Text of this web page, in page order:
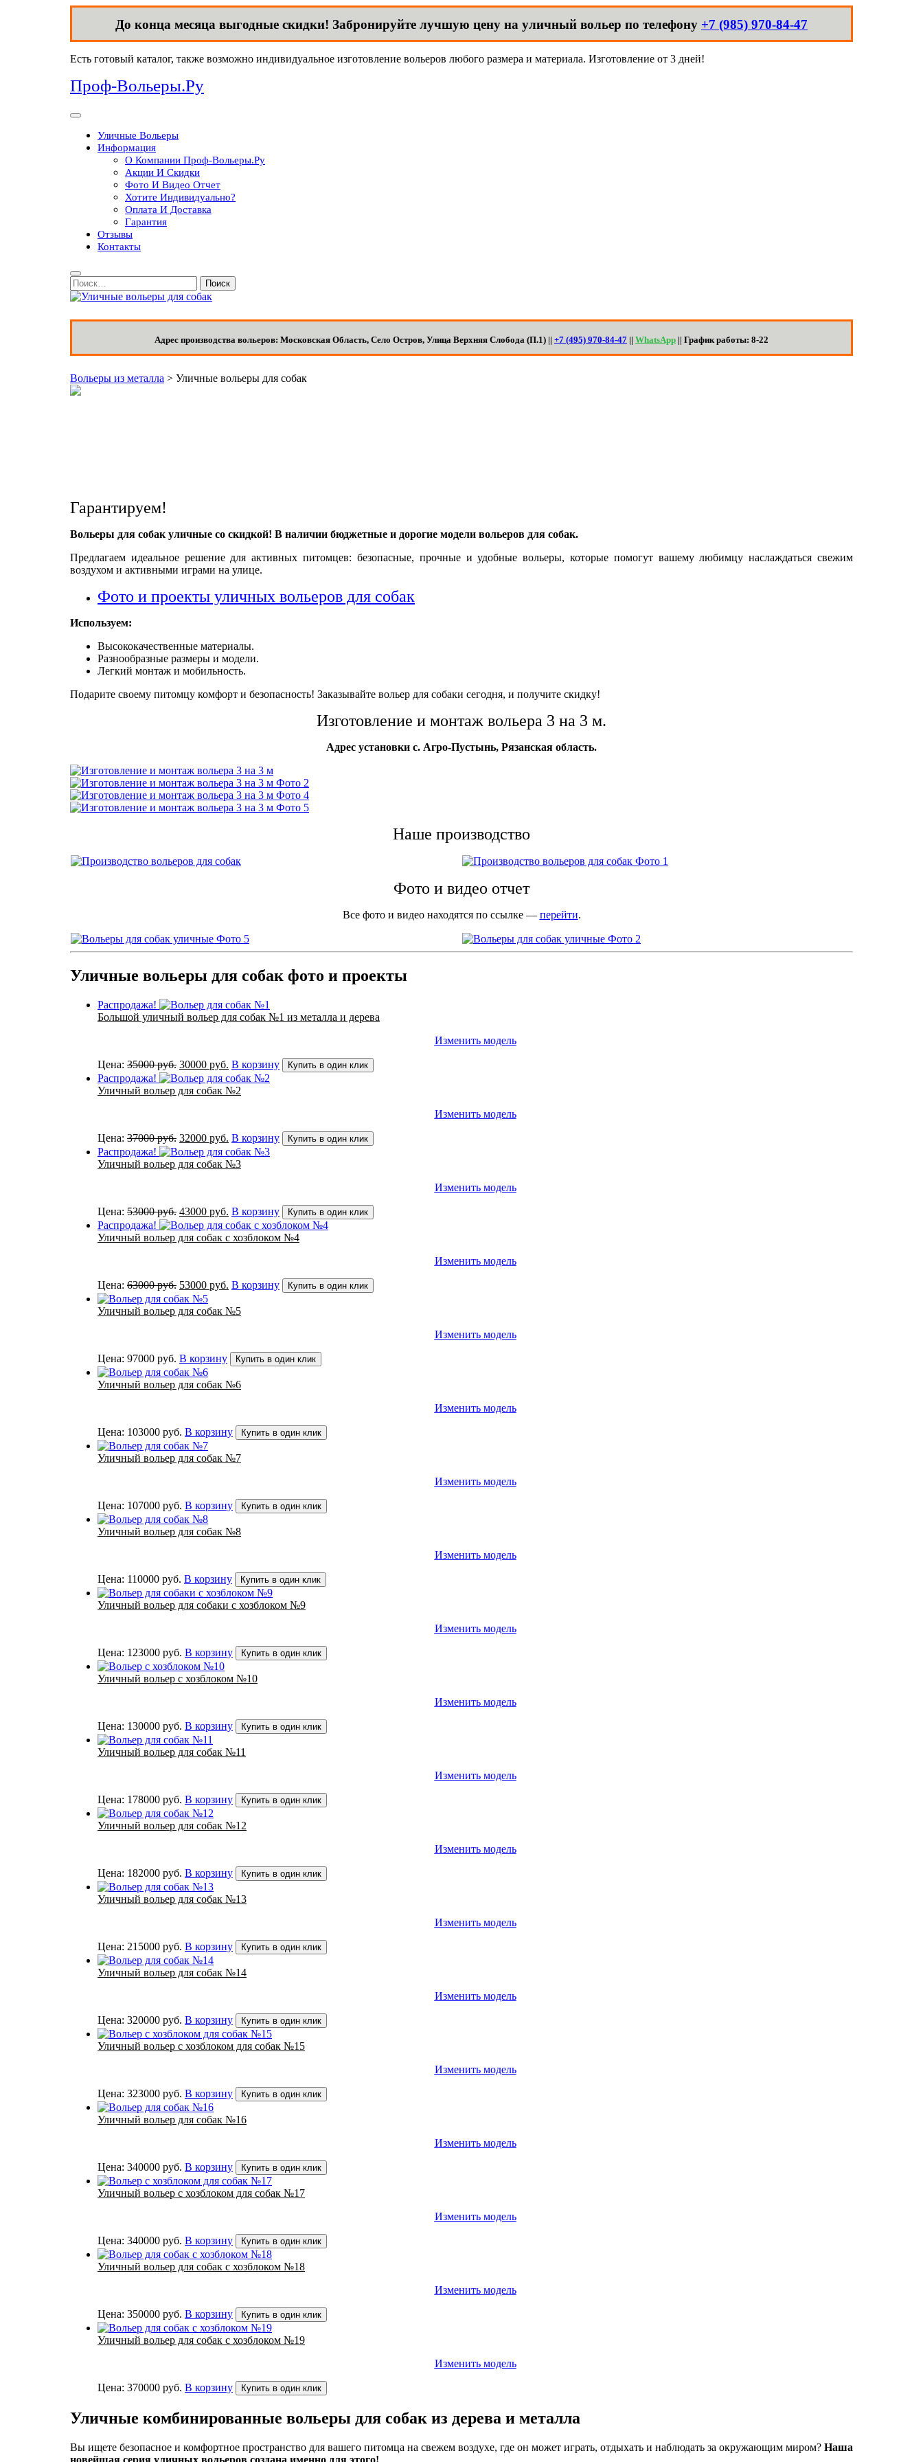
До конца месяца выгодные скидки! Забронируйте лучшую цену на уличный вольер по телефону +7 (985) 970-84-47
Перейти
содержимому
Есть готовый каталог, также возможно индивидуальное изготовление вольеров любого размера и материала. Изготовление от 3 дней!
Проф-Вольеры.Ру
Кнопка
ОткрытьУличные Вольеры
Информация
О Компании Проф-Вольеры.Ру
Акции И Скидки
Фото И Видео Отчет
Хотите Индивидуально?
Оплата И Доставка
Гарантия
Отзывы
Контакты
Закрыть
Поиск
Адрес производства вольеров: Московская Область, Село Остров, Улица Верхняя Слобода (П.1) || +7 (495) 970-84-47 || WhatsApp || График работы: 8-22
Вольеры из металла > Уличные вольеры для собак
Гарантируем!
Вольеры для собак уличные со скидкой! В наличии бюджетные и дорогие модели вольеров для собак.
Предлагаем идеальное решение для активных питомцев: безопасные, прочные и удобные вольеры, которые помогут вашему любимцу наслаждаться свежим
воздухом и активными играми на улице.
Фото и проекты уличных вольеров для собак
Используем:
Высококачественные материалы.
Разнообразные размеры и модели.
Легкий монтаж и мобильность.
Подарите своему питомцу комфорт и безопасность! Заказывайте вольер для собаки сегодня, и получите скидку!
Изготовление и монтаж вольера 3 на 3 м.
Адрес установки с. Агро-Пустынь, Рязанская область.
Наше производство
Фото и видео отчет
Все фото и видео находятся по ссылке — перейти.
Уличные вольеры для собак фото и проекты
Распродажа!
Большой уличный вольер для собак №1 из металла и дерева
Изменить модель
Цена: 35000руб. Первоначальная
цена
составляла
35000 руб..
30000 руб. Текущая
цена:
30000 руб..
В корзину Купить в один клик
Распродажа!
Уличный вольер для собак №2
Изменить модель
Цена: 37000руб. Первоначальная
цена
составляла
37000 руб..
32000 руб. Текущая
цена:
32000 руб..
В корзину Купить в один клик
Распродажа!
Уличный вольер для собак №3
Изменить модель
Цена: 53000руб. Первоначальная
цена
составляла
53000 руб..
43000 руб. Текущая
цена:
43000 руб..
В корзину Купить в один клик
Распродажа!
Уличный вольер для собак с хозблоком №4
Изменить модель
Цена: 63000руб. Первоначальная
цена
составляла
63000 руб..
53000 руб. Текущая
53000 руб..
В корзину Купить в один клик
Уличный вольер для собак №5
Изменить модель
Цена: 97000 руб. В корзину Купить в один клик
Уличный вольер для собак №6
Изменить модель
Цена: 103000 руб. В корзину Купить в один клик
Уличный вольер для собак №7
Изменить модель
Цена: 107000 руб. В корзину Купить в один клик
Уличный вольер для собак №8
Изменить модель
Цена: 110000 руб. В корзину Купить в один клик
Уличный вольер для собаки с хозблоком №9
Изменить модель
Цена: 123000 руб. В корзину Купить в один клик
Уличный вольер с хозблоком №10
Изменить модель
Цена: 130000 руб. В корзину Купить в один клик
Уличный вольер для собак №11
Изменить модель
Цена: 178000 руб. В корзину Купить в один клик
Уличный вольер для собак №12
Изменить модель
Цена: 182000 руб. В корзину Купить в один клик
Уличный вольер для собак №13
Изменить модель
Цена: 215000 руб. В корзину Купить в один клик
Уличный вольер для собак №14
Изменить модель
Цена: 320000 руб. В корзину Купить в один клик
Уличный вольер с хозблоком для собак №15
Изменить модель
Цена: 323000 руб. В корзину Купить в один клик
Уличный вольер для собак №16
Изменить модель
Цена: 340000 руб. В корзину Купить в один клик
Уличный вольер с хозблоком для собак №17
Изменить модель
Цена: 340000 руб. В корзину Купить в один клик
Уличный вольер для собак с хозблоком №18
Изменить модель
Цена: 350000 руб. В корзину Купить в один клик
Уличный вольер для собак с хозблоком №19
Изменить модель
Цена: 370000 руб. В корзину Купить в один клик
Уличные комбинированные вольеры для собак из дерева и металла
Вы ищете безопасное и комфортное пространство для вашего питомца на свежем воздухе, где он может играть, отдыхать и наблюдать за окружающим миром? Наша
новейшая серия уличных вольеров создана именно для этого!